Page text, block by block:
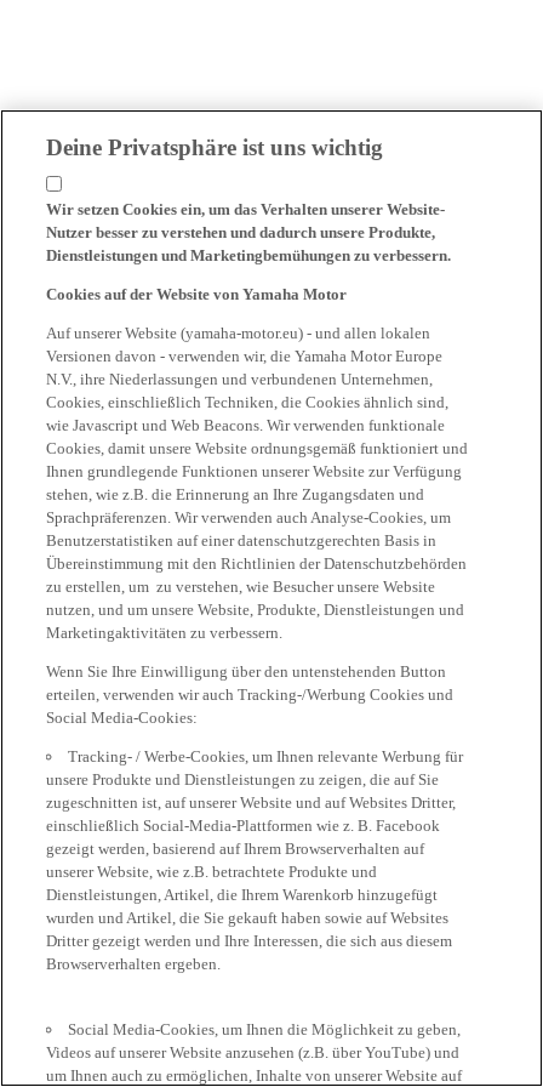
Deine Privatsphäre ist uns wichtig
Wir setzen Cookies ein, um das Verhalten unserer Website-
Nutzer besser zu verstehen und dadurch unsere Produkte,
Dienstleistungen und Marketingbemühungen zu verbessern.
Cookies auf der Website von Yamaha Motor
Auf unserer Website (yamaha-motor.eu) - und allen lokalen
Versionen davon - verwenden wir, die Yamaha Motor Europe
N.V., ihre Niederlassungen und verbundenen Unternehmen,
Cookies, einschließlich Techniken, die Cookies ähnlich sind,
wie Javascript und Web Beacons. Wir verwenden funktionale
Cookies, damit unsere Website ordnungsgemäß funktioniert und
Ihnen grundlegende Funktionen unserer Website zur Verfügung
stehen, wie z.B. die Erinnerung an Ihre Zugangsdaten und
Sprachpräferenzen. Wir verwenden auch Analyse-Cookies, um
Benutzerstatistiken auf einer datenschutzgerechten Basis in
Übereinstimmung mit den Richtlinien der Datenschutzbehörden
zu erstellen, um zu verstehen, wie Besucher unsere Website
nutzen, und um unsere Website, Produkte, Dienstleistungen und
Marketingaktivitäten zu verbessern.
Wenn Sie Ihre Einwilligung über den untenstehenden Button
erteilen, verwenden wir auch Tracking-/Werbung Cookies und
Social Media-Cookies:
Tracking- / Werbe-Cookies, um Ihnen relevante Werbung für
unsere Produkte und Dienstleistungen zu zeigen, die auf Sie
zugeschnitten ist, auf unserer Website und auf Websites Dritter,
einschließlich Social-Media-Plattformen wie z. B. Facebook
gezeigt werden, basierend auf Ihrem Browserverhalten auf
unserer Website, wie z.B. betrachtete Produkte und
Dienstleistungen, Artikel, die Ihrem Warenkorb hinzugefügt
wurden und Artikel, die Sie gekauft haben sowie auf Websites
Dritter gezeigt werden und Ihre Interessen, die sich aus diesem
Browserverhalten ergeben.
Social Media-Cookies, um Ihnen die Möglichkeit zu geben,
Videos auf unserer Website anzusehen (z.B. über YouTube) und
um Ihnen auch zu ermöglichen, Inhalte von unserer Website auf